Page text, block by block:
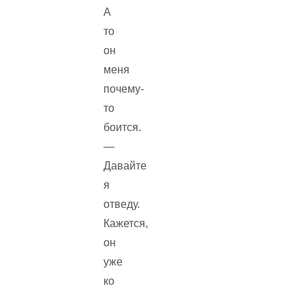
А
то
он
меня
почему-
то
боится.
—
Давайте
я
отведу.
Кажется,
он
уже
ко